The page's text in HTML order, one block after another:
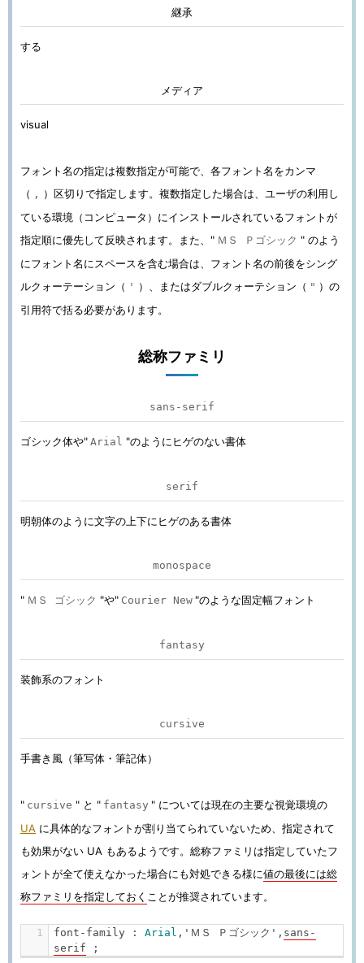
継承
する
メディア
visual
フォント名の指定は複数指定が可能で、各フォント名をカンマ
（ , ）区切りで指定します。複数指定した場合は、ユーザの利用し
ている環境（コンピュータ）にインストールされているフォントが
指定順に優先して反映されます。また、" ＭＳ Ｐゴシック " のよう
にフォント名にスペースを含む場合は、フォント名の前後をシング
ルクォーテーション（ ' ）、またはダブルクォーテション（ " ）の
引用符で括る必要があります。
総称ファミリ
sans-serif
ゴシック体や" Arial "のようにヒゲのない書体
serif
明朝体のように文字の上下にヒゲのある書体
monospace
" ＭＳ ゴシック "や" Courier New "のような固定幅フォント
fantasy
装飾系のフォント
cursive
手書き風（筆写体・筆記体）
" cursive " と " fantasy " については現在の主要な視覚環境の
UA に具体的なフォントが割り当てられていないため、指定されて
も効果がない UA もあるようです。総称ファミリは指定していたフ
ォントが全て使えなかった場合にも対処できる様に値の最後には総
称ファミリを指定しておく ことが推奨されています。
font - family : Arial , 'ＭＳ Ｐゴシック' , sans -
serif
;